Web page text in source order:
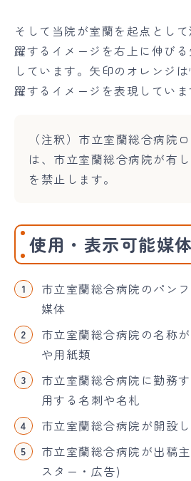
そして当院が室蘭を起点とし
躍するイメージを右上に伸び
しています。矢印のオレンジ
躍するイメージを表現していま
（注釈）市立室蘭総合病院
は、市立室蘭総合病院が有
を禁止します。
使用・表示可能媒体
市立室蘭総合病院のパン
媒体
市立室蘭総合病院の名称
や用紙類
市立室蘭総合病院に勤務
用する名刺や名札
市立室蘭総合病院が開設
市立室蘭総合病院が出稿
スター・広告)